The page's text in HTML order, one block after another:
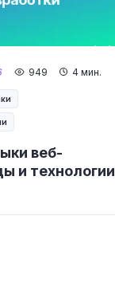
веб-
и технологии
949 4 мин.